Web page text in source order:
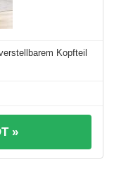
Kopfteil
»